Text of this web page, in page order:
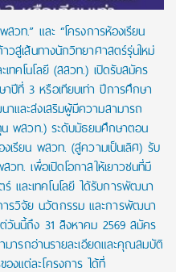
ท.” และ “โครงการห้องเรียน
สู่เส้นทางนักวิทยาศาสตร์รุ่นใหม่
ทคโนโลยี (สสวท.) เปิดรับสมัคร
ปีที่ 3 หรือเทียบเท่า ปีการศึกษา
และส่งเสริมผู้มีความสามารถ
น พสวท.) ระดับมัธยมศึกษาตอน
เรียน พสวท. (สู่ความเป็นเลิศ) รับ
ท. เพื่อเปิดโอกาสให้เยาวชนที่มี
ละเทคโนโลยี ได้รับการพัฒนา
ารวิจัย นวัตกรรม และการพัฒนา
วันนี้ถึง 31 สิงหาคม 2569 สมัคร
มารถอ่านรายละเอียดและคุณสมบัติ
งแต่ละโครงการ ได้ที่